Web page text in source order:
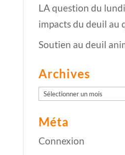
LA question du
impacts du deuil au
Soutien au deuil
Archives
Archives
Méta
Connexion